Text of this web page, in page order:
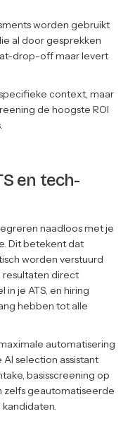
worden gebruikt
al door gesprekken
drop-off maar levert
context, maar
de hoogste ROI
en tech-
naadloos met je
Dit betekent dat
worden verstuurd
resultaten direct
je ATS, en hiring
hebben tot alle
automatisering
selection assistant
basisscreening op
zelfs geautomatiseerde